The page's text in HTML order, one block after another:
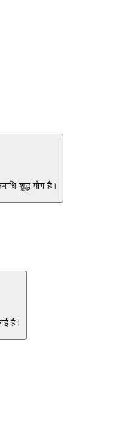
शुद्ध योग है।
है।